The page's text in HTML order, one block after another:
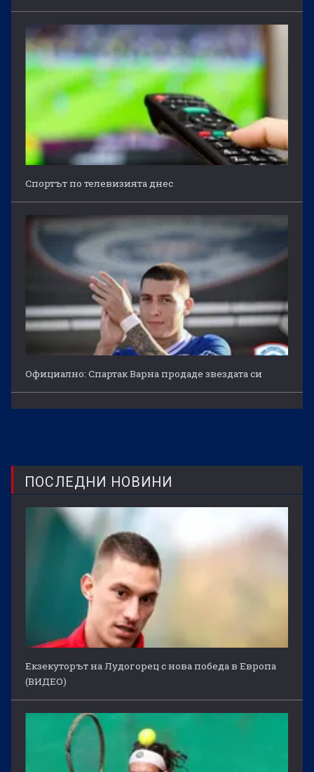
Спортът по телевизията днес
Официално: Спартак Варна продаде звездата си
ПОСЛЕДНИ НОВИНИ
Екзекуторът на Лудогорец с нова победа в Европа
(ВИДЕО)